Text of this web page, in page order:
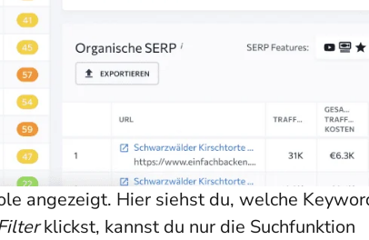
angezeigt. Hier siehst du, welche
klickst, kannst du nur die Suchfunktion